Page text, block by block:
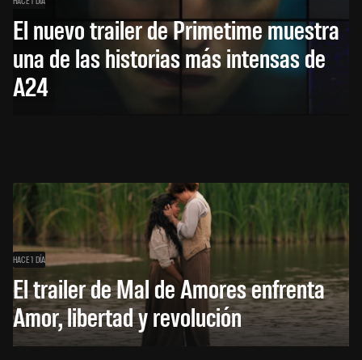
El nuevo trailer de Primetime muestra
una de las historias más intensas de
A24
HACE 1 DÍA
El trailer de Mal de Amores enfrenta
Amor, libertad y revolución